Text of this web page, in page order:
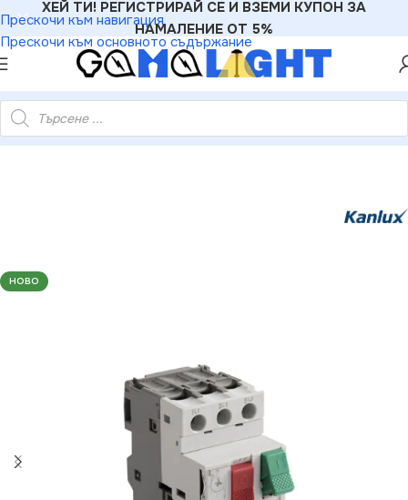
Прескочи към навигация
Прескочи към основното съдържание
ХЕЙ ТИ! РЕГИСТРИРАЙ СЕ И ВЗЕМИ КУПОН ЗА
НАМАЛЕНИЕ ОТ 5%
»Kanlux 24067 Моторен прекъсвач KMP KMP KMP-4.0
НОВО